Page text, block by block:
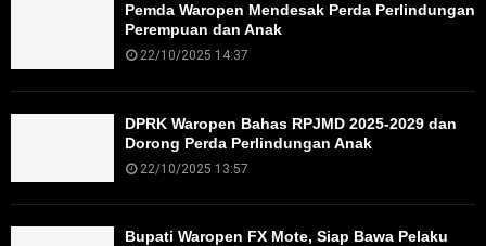
Pemda Waropen Mendesak Perda Perlindungan
Perempuan dan Anak
22/10/2025 14:37
DPRK Waropen Bahas RPJMD 2025-2029 dan
Dorong Perda Perlindungan Anak
22/10/2025 13:57
Bupati Waropen FX Mote, Siap Bawa Pelaku